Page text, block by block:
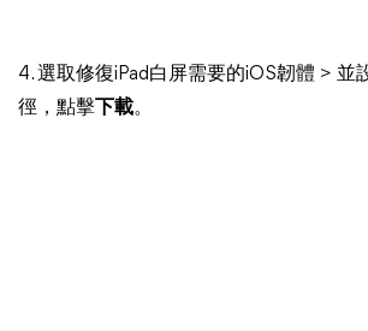
4. 選取修復iPad白屏需要的iOS韌體 > 並
徑，點擊 下載。